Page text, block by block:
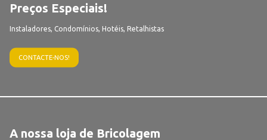
Preços Especiais!
Instaladores, Condomínios, Hotéis, Retalhistas
CONTACTE-NOS!
A nossa loja de Bricolagem